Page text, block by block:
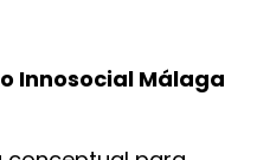
Innosocial Málaga